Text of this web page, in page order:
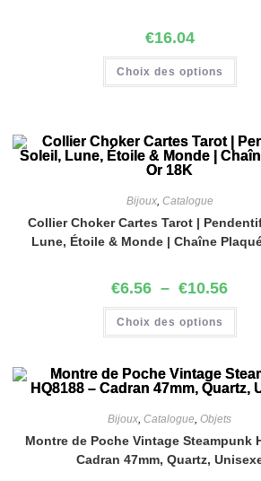
€16.04
Choix des options
Bijoux, Catalogue
Collier Choker Cartes Tarot |
Lune, Étoile & Monde | Chaîne
€6.56 – €10.56
Choix des options
Bijoux ,Catalogue ,Objets
Montre de Poche Vintage Steampunk
Cadran 47mm, Quartz,